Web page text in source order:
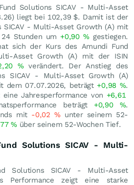
Solutions SICAV - Multi-Asset
) liegt bei 102,39 $. Damit ist der
SICAV - Multi-Asset Growth (A) mit
Stunden um +0,90%gestiegen.
sich der Kurs des Amundi Fund
Asset Growth (A) mit der ISIN
%verändert. Der Anstieg des
SICAV - Multi-Asset Growth (A)
dem 07.07.2026, beträgt +0,98 %.
Jahresperformance von +6,61
beträgt +0,90 %.
mit -0,02 %unter seinem 52-
%über seinem 52-Wochen Tief.
Solutions SICAV - Multi-
Solutions SICAV - Multi-Asset
Performance zeigt eine starke